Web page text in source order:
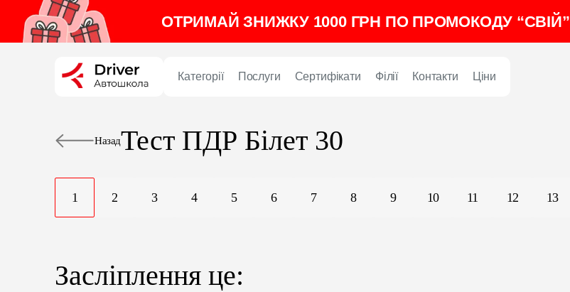
ОТРИМАЙ ЗНИЖКУ 1000 ГРН ПО ПРОМОКОДУ “СВІЙ”
Категорії Послуги Сертифікати Філії Контакти Ціни
НазадТест ПДР Білет 30
1 2 3 4 5 6 7 8 9 10 11 12 13
Засліплення це: